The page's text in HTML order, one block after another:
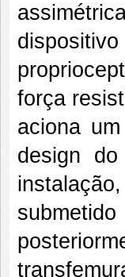
força
aciona
design